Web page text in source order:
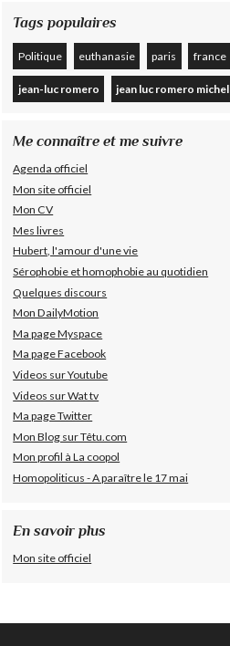
Tags populaires
Politique euthanasie paris france
jean-luc romero jean luc romero michel
Me connaître et me suivre
Agenda officiel
Mon site officiel
Mon CV
Mes livres
Hubert, l'amour d'une vie
Sérophobie et homophobie au quotidien
Quelques discours
Mon DailyMotion
Ma page Myspace
Ma page Facebook
Videos sur Youtube
Videos sur Wat tv
Ma page Twitter
Mon Blog sur Têtu.com
Mon profil à La coopol
Homopoliticus - A paraître le 17 mai
En savoir plus
Mon site officiel